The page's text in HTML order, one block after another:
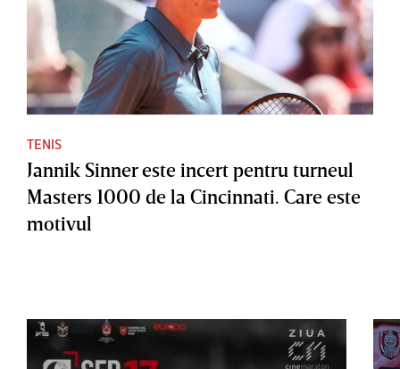
TENIS
Jannik Sinner este incert pentru turneul
Masters 1000 de la Cincinnati. Care este
motivul